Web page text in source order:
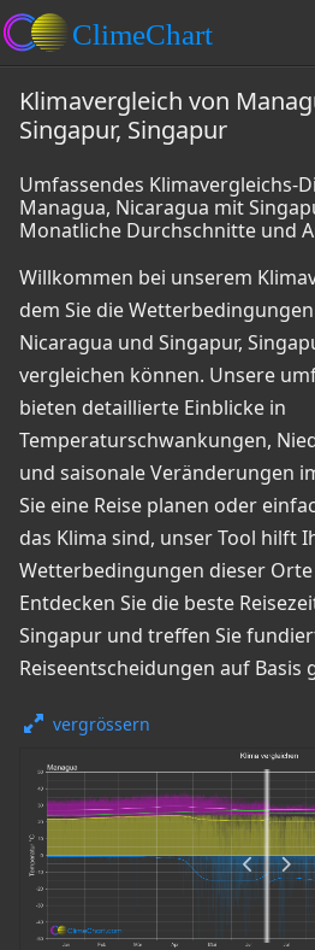
Klimavergleich von
Singapur, Singapur
Umfassendes Klimavergleichs-
Managua, Nicaragua mit
Monatliche Durchschnitte und
Willkommen bei unserem
dem Sie die
Nicaragua und Singapur,
vergleichen können. Unsere
bieten detaillierte Einblicke in
Temperaturschwankungen,
und saisonale Veränderungen
Sie eine Reise planen oder
das Klima sind, unser Tool hilft
Wetterbedingungen dieser
Entdecken Sie die beste
Singapur und treffen Sie
Reiseentscheidungen auf Basis
vergrössern